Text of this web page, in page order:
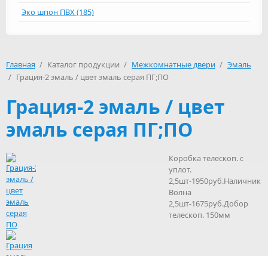
Эко шпон ПВХ (185)
Главная / Каталог продукции / Межкомнатные двери / Эмаль
/ Грация-2 эмаль / цвет эмаль серая ПГ;ПО
Грация-2 эмаль / цвет
эмаль серая ПГ;ПО
Коробка телескоп. с
уплот.
2,5шт-1950руб.Наличник
Волна
2,5шт-1675руб.Добор
телескоп. 150мм